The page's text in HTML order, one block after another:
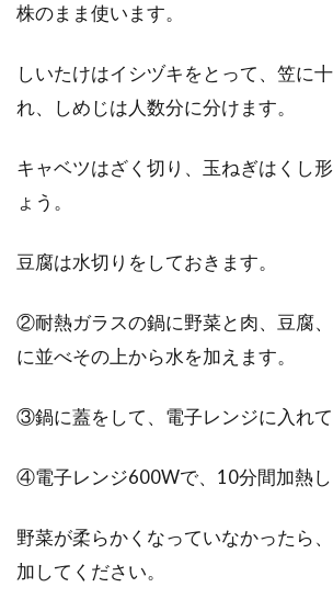
株のまま使います。
しいたけはイシヅキをとって、笠に
れ、しめじは人数分に分けます。
キャベツはざく切り、玉ねぎはくし
ょう。
豆腐は水切りをしておきます。
②耐熱ガラスの鍋に野菜と肉、豆腐
に並べその上から水を加えます。
③鍋に蓋をして、電子レンジに入れて
④電子レンジ600Wで、10分間加熱し
野菜が柔らかくなっていなかったら
加してください。